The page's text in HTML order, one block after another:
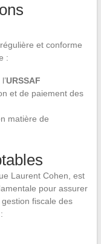
et conforme
:
URSSAF
et de paiement des
matière de
Laurent Cohen, est
pour assurer
fiscale des